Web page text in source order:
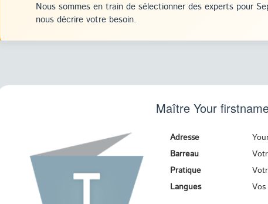
Nous sommes en train de sélectionner des experts pour
nous décrire votre besoin.
Maître Your
Adresse
Barreau
Pratique
Langues